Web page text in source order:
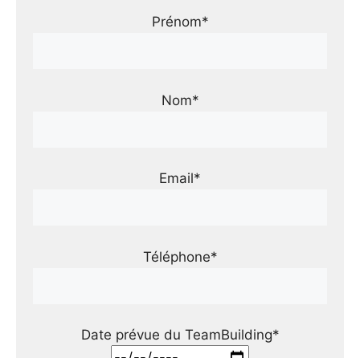
Prénom*
Nom*
Email*
Téléphone*
Date prévue du TeamBuilding*